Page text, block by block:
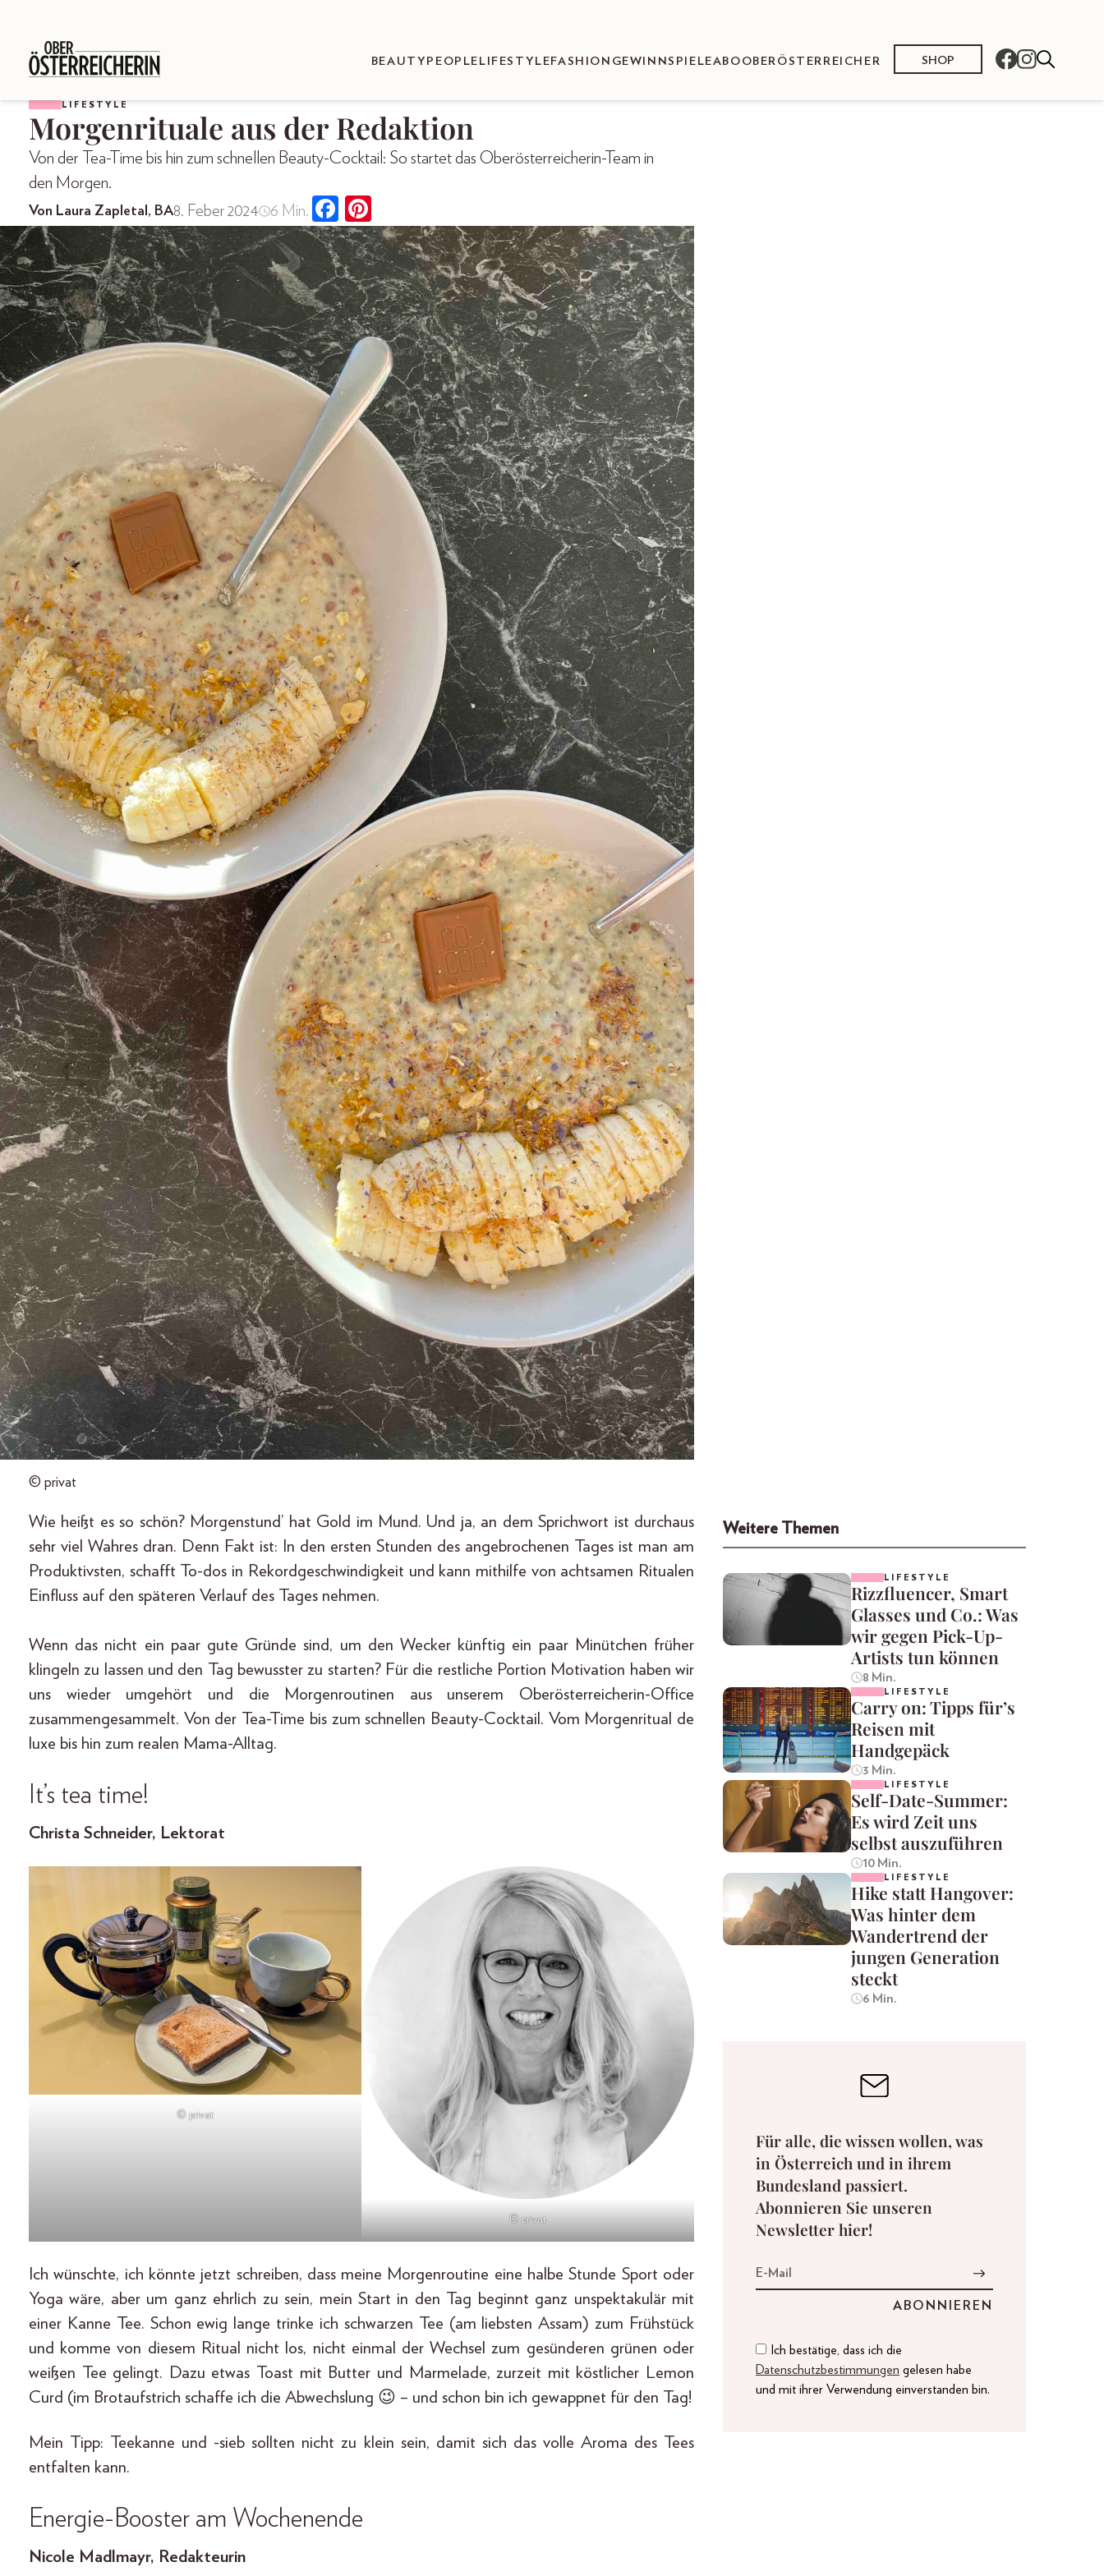
BEAUTY PEOPLE LIFESTYLEFASHION GEWINNSPIELEABO OBERÖSTERREICHER SHOP
LIFESTYLE
Morgenrituale aus der Redaktion
Von der Tea-Time bis hin zum schnellen Beauty-Cocktail: So startet das Oberösterreicherin-Team in
den Morgen.
Von Laura Zapletal, BA8. Feber 2024 6 Min.
© privat
Wie heißt es so schön? Morgenstund’ hat Gold im Mund. Und ja, an dem Sprichwort ist durchaus
sehr viel Wahres dran. Denn Fakt ist: In den ersten Stunden des angebrochenen Tages ist man am
Produktivsten, schafft To-dos in Rekordgeschwindigkeit und kann mithilfe von achtsamen Ritualen
Einfluss auf den späteren Verlauf des Tages nehmen.
Wenn das nicht ein paar gute Gründe sind, um den Wecker künftig ein paar Minütchen früher
klingeln zu lassen und den Tag bewusster zu starten? Für die restliche Portion Motivation haben wir
uns wieder umgehört und die Morgenroutinen aus unserem Oberösterreicherin-Office
zusammengesammelt. Von der Tea-Time bis zum schnellen Beauty-Cocktail. Vom Morgenritual de
luxe bis hin zum realen Mama-Alltag.
It’s tea time!
Christa Schneider, Lektorat
© privat
© privat
Ich wünschte, ich könnte jetzt schreiben, dass meine Morgenroutine eine halbe Stunde Sport oder
Yoga wäre, aber um ganz ehrlich zu sein, mein Start in den Tag beginnt ganz unspektakulär mit
einer Kanne Tee. Schon ewig lange trinke ich schwarzen Tee (am liebsten Assam) zum Frühstück
und komme von diesem Ritual nicht los, nicht einmal der Wechsel zum gesünderen grünen oder
weißen Tee gelingt. Dazu etwas Toast mit Butter und Marmelade, zurzeit mit köstlicher Lemon
Curd (im Brotaufstrich schaffe ich die Abwechslung 😉 – und schon bin ich gewappnet für den Tag!
Mein Tipp: Teekanne und -sieb sollten nicht zu klein sein, damit sich das volle Aroma des Tees
entfalten kann.
Energie-Booster am Wochenende
Nicole Madlmayr, Redakteurin
Weitere Themen
LIFESTYLE
Rizzfluencer, Smart
Glasses und Co.: Was
wir gegen Pick-Up-
Artists tun können
8 Min.
LIFESTYLE
Carry on: Tipps für’s
Reisen mit
Handgepäck
3 Min.
LIFESTYLE
Self-Date-Summer:
Es wird Zeit uns
selbst auszuführen
10 Min.
LIFESTYLE
Hike statt Hangover:
Was hinter dem
Wandertrend der
jungen Generation
steckt
6 Min.
Für alle, die wissen wollen, was
in Österreich und in ihrem
Bundesland passiert.
Abonnieren Sie unseren
Newsletter hier!
Ich bestätige, dass ich die
Datenschutzbestimmungen gelesen habe
und mit ihrer Verwendung einverstanden bin.